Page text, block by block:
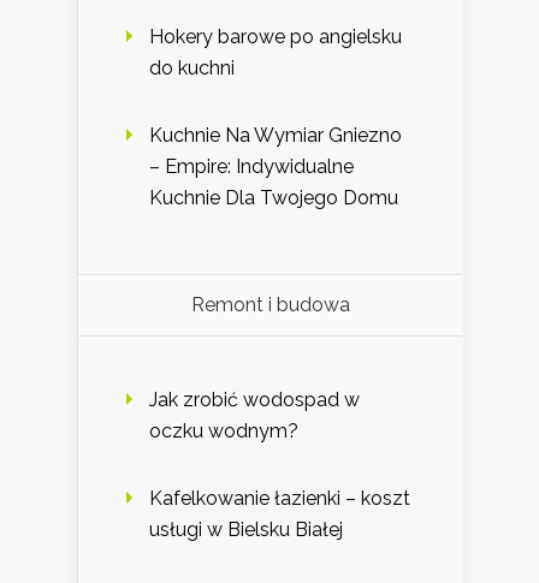
Hokery barowe po angielsku
do kuchni
Kuchnie Na Wymiar Gniezno
– Empire: Indywidualne
Kuchnie Dla Twojego Domu
Remont i budowa
Jak zrobić wodospad w
oczku wodnym?
Kafelkowanie łazienki – koszt
usługi w Bielsku Białej